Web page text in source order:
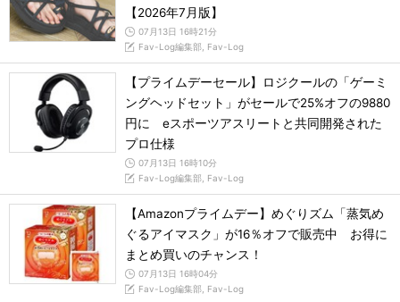
【2026年7月版】
07月13日 16時21分
Fav-Log編集部, Fav-Log
【プライムデーセール】ロジクールの「ゲーミ
ングヘッドセット」がセールで25%オフの9880
円に eスポーツアスリートと共同開発された
プロ仕様
07月13日 16時10分
Fav-Log編集部, Fav-Log
【Amazonプライムデー】めぐりズム「蒸気め
ぐるアイマスク」が16％オフで販売中 お得に
まとめ買いのチャンス！
07月13日 16時04分
Fav-Log編集部, Fav-Log